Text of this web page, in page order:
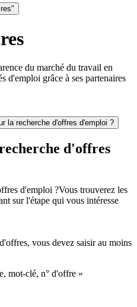
du marché du travail en
d'emploi grâce à ses partenaires
la recherche d'offres d'emploi ?
d'offres
d'emploi ?Vous trouverez les
sur l'étape qui vous intéresse
vous devez saisir au moins
mot-clé, n° d'offre »